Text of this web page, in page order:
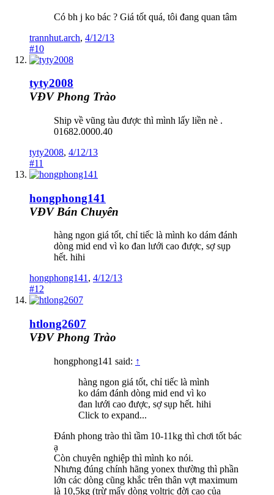
Có bh j ko bác ? Giá tốt quá, tôi đang quan tâm
trannhut.arch, 4/12/13
#10
tyty2008
VĐV Phong Trào
Ship về vũng tàu được thì mình lấy liền nè .
01682.0000.40
tyty2008, 4/12/13
#11
hongphong141
VĐV Bán Chuyên
hàng ngon giá tốt, chỉ tiếc là mình ko dám đánh
dòng mid end vì ko đan lưới cao được, sợ sụp
hết. hihi
hongphong141, 4/12/13
#12
htlong2607
VĐV Phong Trào
hongphong141 said: ↑
hàng ngon giá tốt, chỉ tiếc là mình
ko dám đánh dòng mid end vì ko
đan lưới cao được, sợ sụp hết. hihi
Click to expand...
Đánh phong trào thì tầm 10-11kg thì chơi tốt bác
ạ
Còn chuyên nghiệp thì mình ko nói.
Nhưng đúng chính hãng yonex thường thì phần
lớn các dòng cũng khắc trên thân vợt maximum
là 10,5kg (trừ mấy dòng voltric đời cao của